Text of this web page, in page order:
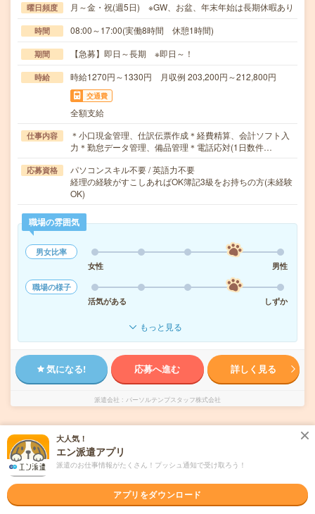
曜日頻度 月～金・祝(週5日) ※GW、お盆、年末年始は長期休暇あり
時間 08:00～17:00(実働8時間 休憩1時間)
期間 【急募】即日～長期 ※即日～！
時給 時給1270円～1330円 月収例 203,200円～212,800円
交通費
全額支給
仕事内容
＊小口現金管理、仕訳伝票作成＊経費精算、会計ソフト入
力＊勤怠データ管理、備品管理＊電話応対(1日数件…
応募資格
パソコンスキル不要 / 英語力不要
経理の経験がすこしあればOK簿記3級をお持ちの方(未経験
OK)
職場の雰囲気
男女比率
女性
男性
職場の様子
活気がある
しずか
もっと見る
気になる! 応募へ進む 詳しく見る
派遣会社 パーソルテンプスタッフ株式会社
未読 掲載日 2026/08/09
時給1450円＊駐車場無料＊経理経験者必見＊
ミドル活躍中
交通費別途支給あり 土日祝日が休み WEB登録OK 派遣
大人気！
エン派遣アプリ
派遣のお仕事情報がたくさん！プッシュ通知で受け取ろう！
アプリをダウンロード